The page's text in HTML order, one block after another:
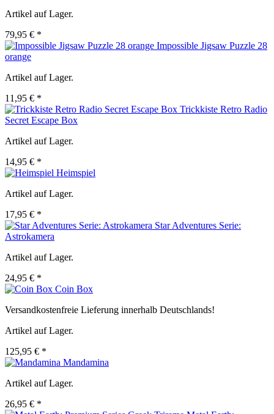
Artikel auf Lager.
79,95 € *
Impossible Jigsaw Puzzle 28
orange
Artikel auf Lager.
11,95 € *
Trickkiste Retro Radio
Secret Escape Box
Artikel auf Lager.
14,95 € *
Heimspiel
Artikel auf Lager.
17,95 € *
Star Adventures Serie:
Astrokamera
Artikel auf Lager.
24,95 € *
Coin Box
Versandkostenfreie Lieferung innerhalb Deutschlands!
Artikel auf Lager.
125,95 € *
Mandamina
Artikel auf Lager.
26,95 € *